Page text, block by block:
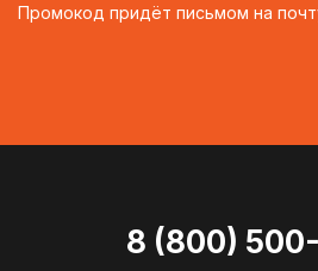
Промокод придёт письмом на
8 (800)